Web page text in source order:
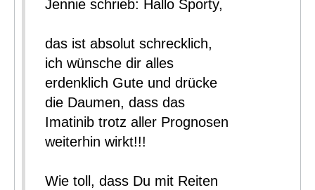
Jennie schrieb: Hallo Sporty,
das ist absolut schrecklich,
ich wünsche dir alles
erdenklich Gute und drücke
die Daumen, dass das
Imatinib trotz aller Prognosen
weiterhin wirkt!!!
Wie toll, dass Du mit Reiten